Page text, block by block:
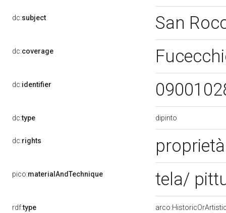
dc:subject San
dc:coverage
dc:identifier
dc:type dipinto
dc:rights
pico:materialAndTechnique tela/
rdf:type